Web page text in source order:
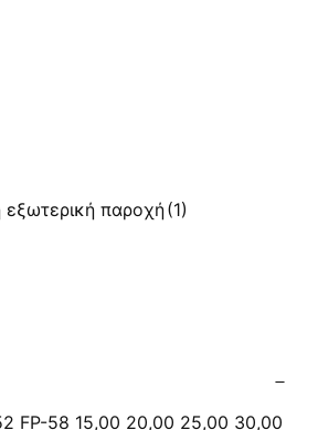
εξωτερική παροχή(1)
FP-58 15,00 20,00 25,00 30,00